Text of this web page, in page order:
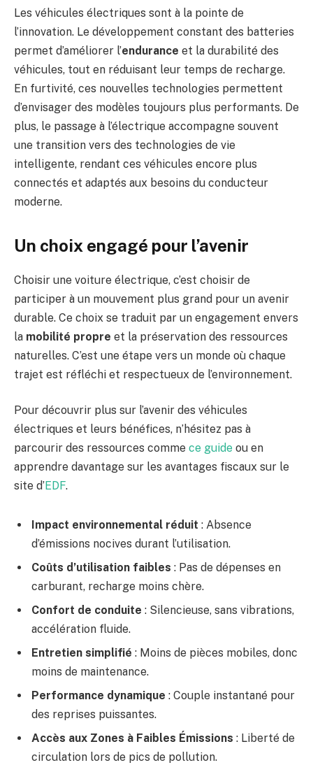
Les véhicules électriques sont à la pointe de
l’innovation. Le développement constant des batteries
permet d’améliorer l’endurance et la durabilité des
véhicules, tout en réduisant leur temps de recharge.
En furtivité, ces nouvelles technologies permettent
d’envisager des modèles toujours plus performants. De
plus, le passage à l’électrique accompagne souvent
une transition vers des technologies de vie
intelligente, rendant ces véhicules encore plus
connectés et adaptés aux besoins du conducteur
moderne.
Un choix engagé pour l’avenir
Choisir une voiture électrique, c’est choisir de
participer à un mouvement plus grand pour un avenir
durable. Ce choix se traduit par un engagement envers
la mobilité propre et la préservation des ressources
naturelles. C’est une étape vers un monde où chaque
trajet est réfléchi et respectueux de l’environnement.
Pour découvrir plus sur l’avenir des véhicules
électriques et leurs bénéfices, n’hésitez pas à
parcourir des ressources comme ce guide ou en
apprendre davantage sur les avantages fiscaux sur le
site d’EDF.
Impact environnemental réduit : Absence
d’émissions nocives durant l’utilisation.
Coûts d’utilisation faibles : Pas de dépenses en
carburant, recharge moins chère.
Confort de conduite : Silencieuse, sans vibrations,
accélération fluide.
Entretien simplifié : Moins de pièces mobiles, donc
moins de maintenance.
Performance dynamique : Couple instantané pour
des reprises puissantes.
Accès aux Zones à Faibles Émissions : Liberté de
circulation lors de pics de pollution.